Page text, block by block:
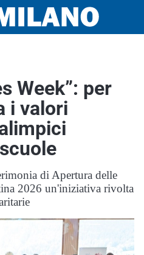
Week”: per
i valori
di Apertura delle
2026 un'iniziativa rivolta